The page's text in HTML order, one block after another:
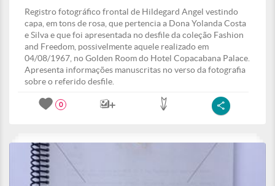
Registro fotográfico frontal de Hildegard Angel vestindo
capa, em tons de rosa, que pertencia a Dona Yolanda Costa
e Silva e que foi apresentada no desfile da coleção Fashion
and Freedom, possivelmente aquele realizado em
04/08/1967, no Golden Room do Hotel Copacabana Palace.
Apresenta informações manuscritas no verso da fotografia
sobre o referido desfile.
0